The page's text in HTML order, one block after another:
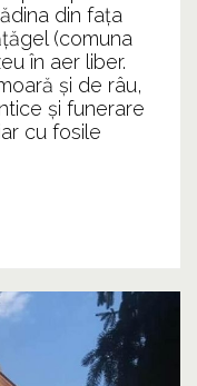
din faţa
(comuna
în aer liber.
şi de râu,
şi funerare
cu fosile